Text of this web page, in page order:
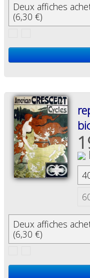
Deux affiches
(6,30 €)
Deux affiches
(6,30 €)